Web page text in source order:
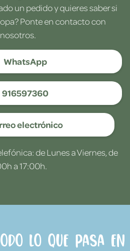
un pedido y quieres saber si
Ponte en contacto con
nosotros.
WhatsApp
916597360
electrónico
de Lunes a Viernes, de
a 17:00h.
lo que pasa en